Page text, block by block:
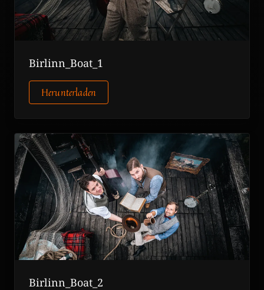
Birlinn_Boat_1
Herunterladen
Birlinn_Boat_2